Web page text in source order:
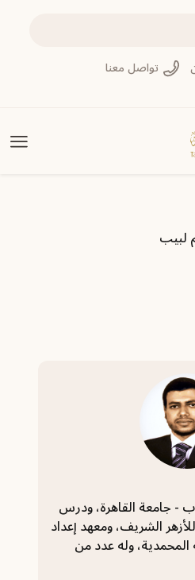
تواصل معنا
لبيب
- جامعة القاهرة، ودرس
الشريف، ومعهد إعداد
المحمدية، وله عدد من